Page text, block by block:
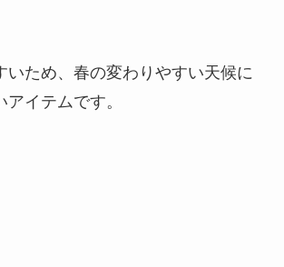
いため、春の変わりやすい天候に
イテムです。